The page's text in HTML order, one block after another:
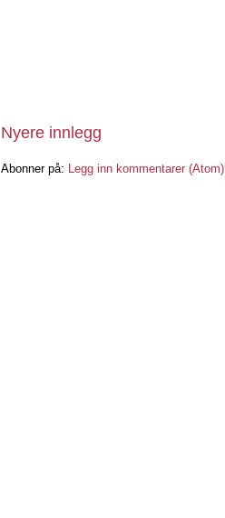
Nyere innlegg
Abonner på: Legg inn kommentarer (Atom)